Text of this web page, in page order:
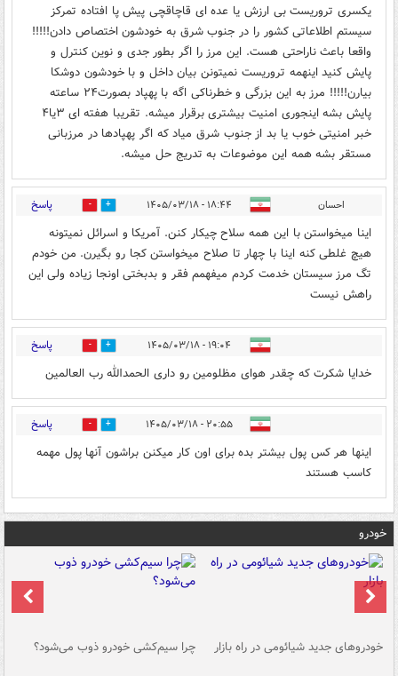
یکسری تروریست بی ارزش یا عده ای قاچاقچی پیش پا افتاده تمرکز
سیستم اطلاعاتی کشور را در جنوب شرق به خودشون اختصاص دادن!!!!!
واقعا باعث ناراحتی هست. این مرز را اگر بطور جدی و نوین کنترل و
پایش کنید اینهمه تروریست نمیتونن بیان داخل و با خودشون دوشکا
بیارن!!!!! مرز به این بزرگی و خطرناکی اگه با پهپاد بصورت۲۴ ساعته
پایش بشه اینجوری امنیت بیشتری برقرار میشه. تقریبا هفته ای ۳یا۴
خبر امنیتی خوب یا بد از جنوب شرق میاد که اگر پهپادها در مرزبانی
مستقر بشه همه این موضوعات به تدریج حل میشه.
احسان ۱۸:۴۴ - ۱۴۰۵/۰۳/۱۸ 1 پاسخ
اینا میخواستن با این همه سلاح چیکار کنن. آمریکا و اسرائل نمیتونه
هیچ غلطی کنه اینا با چهار تا صلاح میخواستن کجا رو بگیرن. من خودم
تگ مرز سیستان خدمت کردم میفهمم فقر و بدبختی اونجا زیاده ولی این
راهش نیست
۱۹:۰۴ - ۱۴۰۵/۰۳/۱۸ 1 پاسخ
خدایا شکرت که چقدر هوای مظلومین رو داری الحمدالله رب العالمین
۲۰:۵۵ - ۱۴۰۵/۰۳/۱۸ 0 پاسخ
اینها هر کس پول بیشتر بده برای اون کار میکنن براشون آنها پول مهمه
کاسب هستند
خودرو
خودروهای جدید شیائومی در راه بازار چرا سیم‌کشی خودرو ذوب می‌شود؟